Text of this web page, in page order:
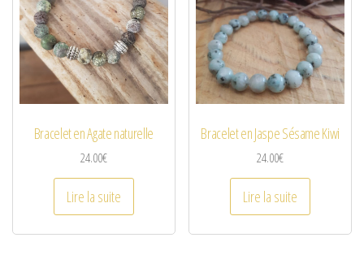
Bracelet en Agate naturelle
24.00€
Lire la suite
Bracelet en Jaspe Sésame Kiwi
24.00€
Lire la suite